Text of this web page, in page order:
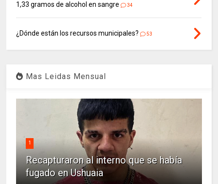
1,33 gramos de alcohol en sangre
34
¿Dónde están los recursos municipales? 53
Mas Leidas Mensual
1
Recapturaron al interno que se había
fugado en Ushuaia